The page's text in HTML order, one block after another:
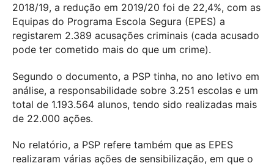
2018/19, a redução em 2019/20 foi de 22,4%, com as
Equipas do Programa Escola Segura (EPES) a
registarem 2.389 acusações criminais (cada acusado
pode ter cometido mais do que um crime).
Segundo o documento, a PSP tinha, no ano letivo em
análise, a responsabilidade sobre 3.251 escolas e um
total de 1.193.564 alunos, tendo sido realizadas mais
de 22.000 ações.
No relatório, a PSP refere também que as EPES
realizaram várias ações de sensibilização, em que o